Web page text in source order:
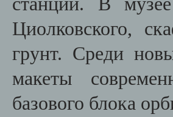
Циолковского,
грунт. Среди
макеты
базового блока